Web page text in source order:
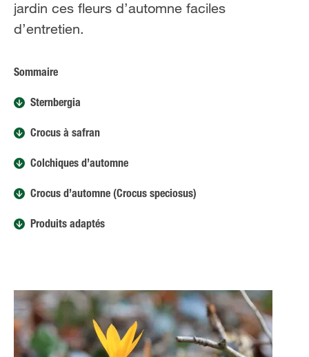
jardin ces fleurs d’automne faciles
d’entretien.
Sommaire
Sternbergia
Crocus à safran
Colchiques d’automne
Crocus d’automne (Crocus speciosus)
Produits adaptés